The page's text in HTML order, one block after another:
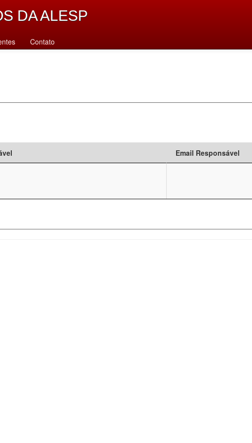
DA ALESP
Contato
Email Responsável